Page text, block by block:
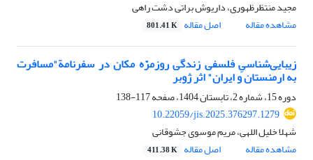
مجید منتظرظهوری، داریوش براتی دشت راهی
مشاهده مقاله
اصل مقاله 801.41 K
زیبایی‌شناسیِ فلسفی زندگی روزمرّه مکان در سفرنامة"مسافرت
به ارمنستان و ایران" اثر ژوبر
دوره 15، شماره 2، تابستان 1404، صفحه
117-138
10.22059/jis.2025.376297.1279
شهلا خلیل اللهی، مریم موسوی جشوقانی
مشاهده مقاله
اصل مقاله 411.38 K